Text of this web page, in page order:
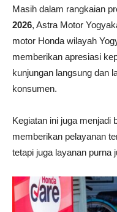
Masih dalam rangkaian
2026, Astra Motor
motor Honda wilayah
memberikan apresiasi
kunjungan langsung dan
konsumen.
Kegiatan ini juga menjadi
memberikan pelayanan
tetapi juga layanan purna